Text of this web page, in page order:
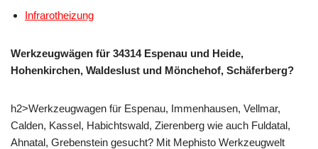
Infrarotheizung
Werkzeugwägen für 34314 Espenau und Heide,
Hohenkirchen, Waldeslust und Mönchehof, Schäferberg?
h2>Werkzeugwagen für Espenau, Immenhausen, Vellmar,
Calden, Kassel, Habichtswald, Zierenberg wie auch Fuldatal,
Ahnatal, Grebenstein gesucht? Mit Mephisto Werkzeugwelt